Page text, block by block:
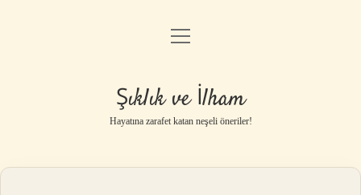
Anasayfa
Gizlilik Politikası
Yasal Uyarı
menüyü
Şıklık ve İlham
Hayatına zarafet katan neşeli öneriler!